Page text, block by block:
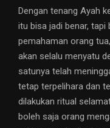
Dengan tenang Ayah
itu bisa jadi benar, tapi
pemahaman orang
akan selalu menyatu
satunya telah
tetap terpelihara dan
dilakukan ritual
boleh saja orang